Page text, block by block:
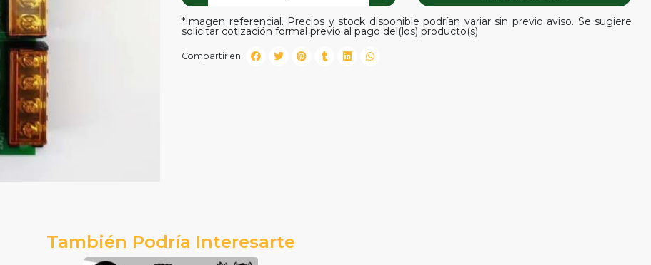
*Imagen referencial. Precios y stock disponible podrían variar sin previo aviso. Se sugiere
solicitar cotización formal previo al pago del(los) producto(s).
Compartir en:
También Podría Interesarte